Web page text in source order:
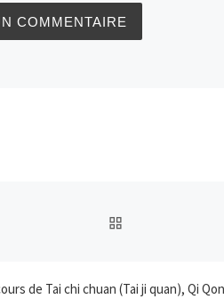
de Tai chi chuan (Tai ji quan), Qi